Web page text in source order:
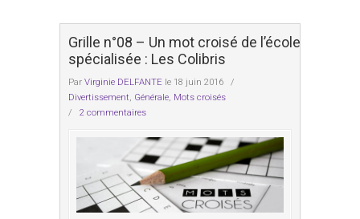
Grille n°08 – Un mot croisé de l’école
spécialisée : Les Colibris
Par Virginie DELFANTE le 18 juin 2016
/
Divertissement, Générale, Mots croisés
/ 2 commentaires